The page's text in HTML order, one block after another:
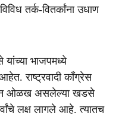
तर्क-वितर्कांना उधाण
भाजपमध्ये
राष्ट्रवादी काँग्रेस
ओळख असलेल्या खडसे
लक्ष लागले आहे. त्यातच